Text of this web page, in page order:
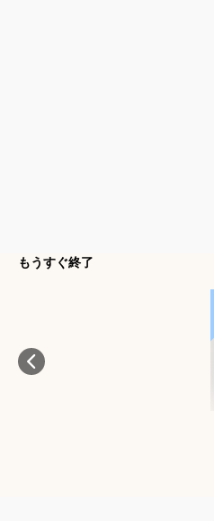
もうすぐ終了